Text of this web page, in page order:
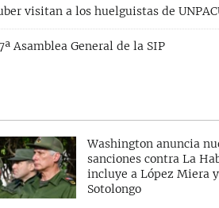
visitan a los huelguistas de
Asamblea General de la SIP
Washington anuncia
sanciones contra La
incluye a López Miera
Sotolongo